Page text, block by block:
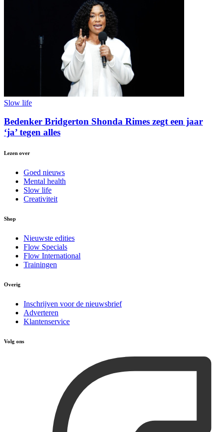
Slow life
Bedenker Bridgerton Shonda Rimes zegt een jaar
‘ja’ tegen alles
Lezen over
Goed nieuws
Mental health
Slow life
Creativiteit
Shop
Nieuwste edities
Flow Specials
Flow International
Trainingen
Overig
Inschrijven voor de nieuwsbrief
Adverteren
Klantenservice
Volg ons